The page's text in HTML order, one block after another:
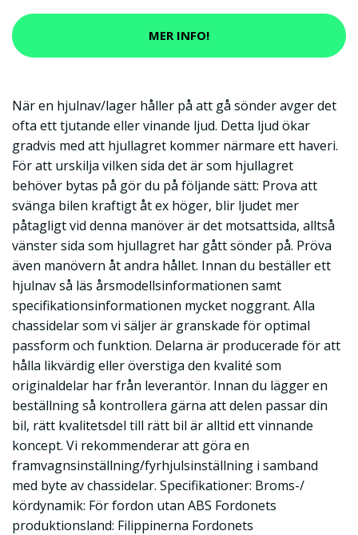
MER INFO!
När en hjulnav/lager håller på att gå sönder avger det
ofta ett tjutande eller vinande ljud. Detta ljud ökar
gradvis med att hjullagret kommer närmare ett haveri.
För att urskilja vilken sida det är som hjullagret
behöver bytas på gör du på följande sätt: Prova att
svänga bilen kraftigt åt ex höger, blir ljudet mer
påtagligt vid denna manöver är det motsattsida, alltså
vänster sida som hjullagret har gått sönder på. Pröva
även manövern åt andra hållet. Innan du beställer ett
hjulnav så läs årsmodellsinformationen samt
specifikationsinformationen mycket noggrant. Alla
chassidelar som vi säljer är granskade för optimal
passform och funktion. Delarna är producerade för att
hålla likvärdig eller överstiga den kvalité som
originaldelar har från leverantör. Innan du lägger en
beställning så kontrollera gärna att delen passar din
bil, rätt kvalitetsdel till rätt bil är alltid ett vinnande
koncept. Vi rekommenderar att göra en
framvagnsinställning/fyrhjulsinställning i samband
med byte av chassidelar. Specifikationer: Broms-/
kördynamik: För fordon utan ABS Fordonets
produktionsland: Filippinerna Fordonets